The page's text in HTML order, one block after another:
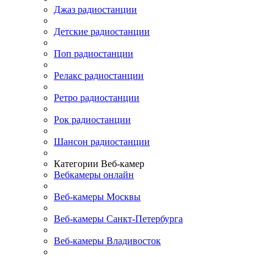
Джаз радиостанции
Детские радиостанции
Поп радиостанции
Релакс радиостанции
Ретро радиостанции
Рок радиостанции
Шансон радиостанции
Категории Веб-камер
Вебкамеры онлайн
Веб-камеры Москвы
Веб-камеры Санкт-Петербурга
Веб-камеры Владивосток